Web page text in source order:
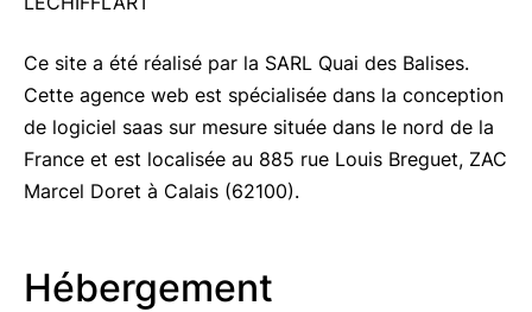
Ce site a été réalisé par la SARL Quai des Balises.
Cette agence web est spécialisée dans la conception
de logiciel saas sur mesure située dans le nord de la
France et est localisée au 885 rue Louis Breguet, ZAC
Marcel Doret à Calais (62100).
Hébergement